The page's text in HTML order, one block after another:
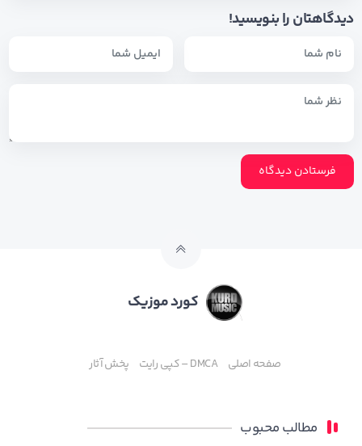
دیدگاهتان را بنویسید!
کورد موزیک
صفحه اصلی DMCA – کپی رایت پخش آثار
مطالب محبوب